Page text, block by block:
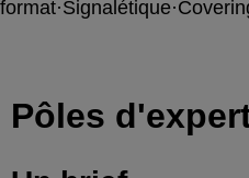
format·Signalétique·
Pôles